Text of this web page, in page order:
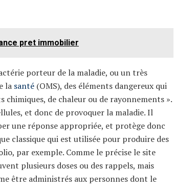
pret immobilier
porteur de la maladie, ou un très
la santé (OMS), des éléments dangereux qui
chimiques, de chaleur ou de rayonnements ».
et donc de provoquer la maladie. Il
une réponse appropriée, et protège donc
classique qui est utilisée pour produire des
par exemple. Comme le précise le site
plusieurs doses ou des rappels, mais
être administrés aux personnes dont le